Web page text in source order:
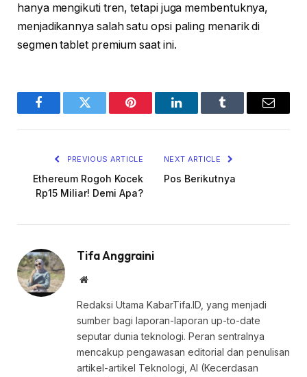
hanya mengikuti tren, tetapi juga membentuknya,
menjadikannya salah satu opsi paling menarik di
segmen tablet premium saat ini.
FacebookTwitter Pinterest LinkedInTumblr Email
PREVIOUS ARTICLE
Ethereum Rogoh Kocek
Rp15 Miliar! Demi Apa?
NEXT ARTICLE
Pos Berikutnya
Tifa Anggraini
Website
Redaksi Utama KabarTifa.ID, yang menjadi
sumber bagi laporan-laporan up-to-date
seputar dunia teknologi. Peran sentralnya
mencakup pengawasan editorial dan penulisan
artikel-artikel Teknologi, AI (Kecerdasan